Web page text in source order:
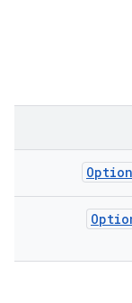
Option